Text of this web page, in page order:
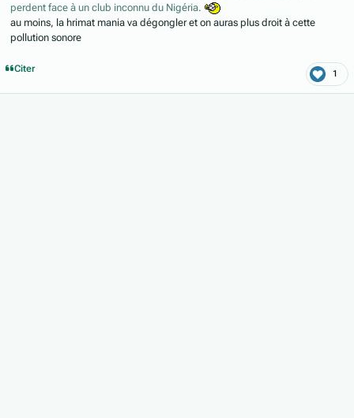
perdent face à un club inconnu du Nigéria.
au moins, la hrimat mania va dégongler et on auras plus droit à cette
pollution sonore
Citer 1